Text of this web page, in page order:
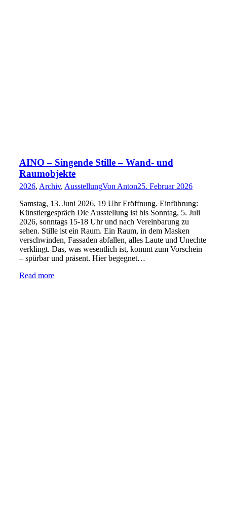
AINO – Singende Stille – Wand- und
Raumobjekte
2026, Archiv, AusstellungVon Anton25. Februar 2026
Samstag, 13. Juni 2026, 19 Uhr Eröffnung. Einführung:
Künstlergespräch Die Ausstellung ist bis Sonntag, 5. Juli
2026, sonntags 15-18 Uhr und nach Vereinbarung zu
sehen. Stille ist ein Raum. Ein Raum, in dem Masken
verschwinden, Fassaden abfallen, alles Laute und Unechte
verklingt. Das, was wesentlich ist, kommt zum Vorschein
– spürbar und präsent. Hier begegnet…
Read more